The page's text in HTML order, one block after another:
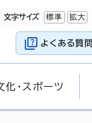
文字サイズ 標準 拡大
よくある質問
化・スポーツ